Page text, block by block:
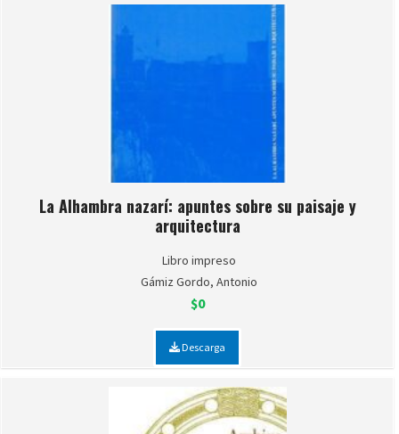
La Alhambra nazarí: apuntes sobre su paisaje y
arquitectura
Libro impreso
Gámiz Gordo, Antonio
$0
Descarga